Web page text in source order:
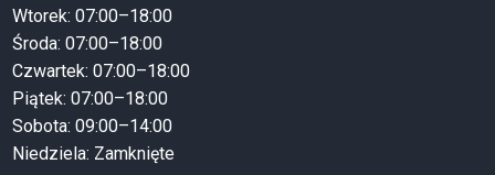
Wtorek: 07:00–18:00
Środa: 07:00–18:00
Czwartek: 07:00–18:00
Piątek: 07:00–18:00
Sobota: 09:00–14:00
Niedziela: Zamknięte